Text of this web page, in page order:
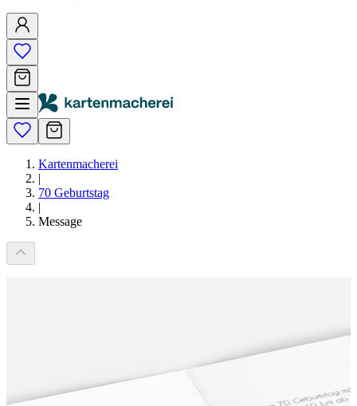
Kartenmacherei
|
70 Geburtstag
|
Message